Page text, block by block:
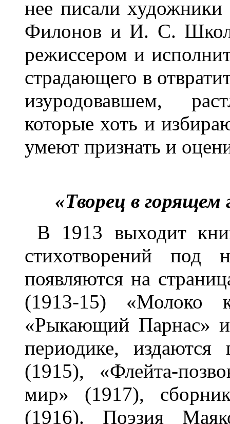
нее писали
Филонов и И. С.
режиссером и
страдающего в
изуродовавшем,
которые хоть и
умеют признать и
«Творец в горящем
В 1913 выходит
стихотворений под
появляются на
(1913-15) «Молоко
«Рыкающий Парнас» и
периодике,
(1915), «Флейта-
мир» (1917),
(1916). Поэзия